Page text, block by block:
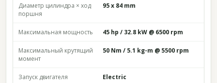
Диаметр цилиндра × ход
поршня
95 x 84 mm
Максимальная мощность 45 hp / 32.8 kW @ 6500 rpm
Максимальный крутящий
момент
50 Nm / 5.1 kg-m @ 5500 rpm
Запуск двигателя Electric